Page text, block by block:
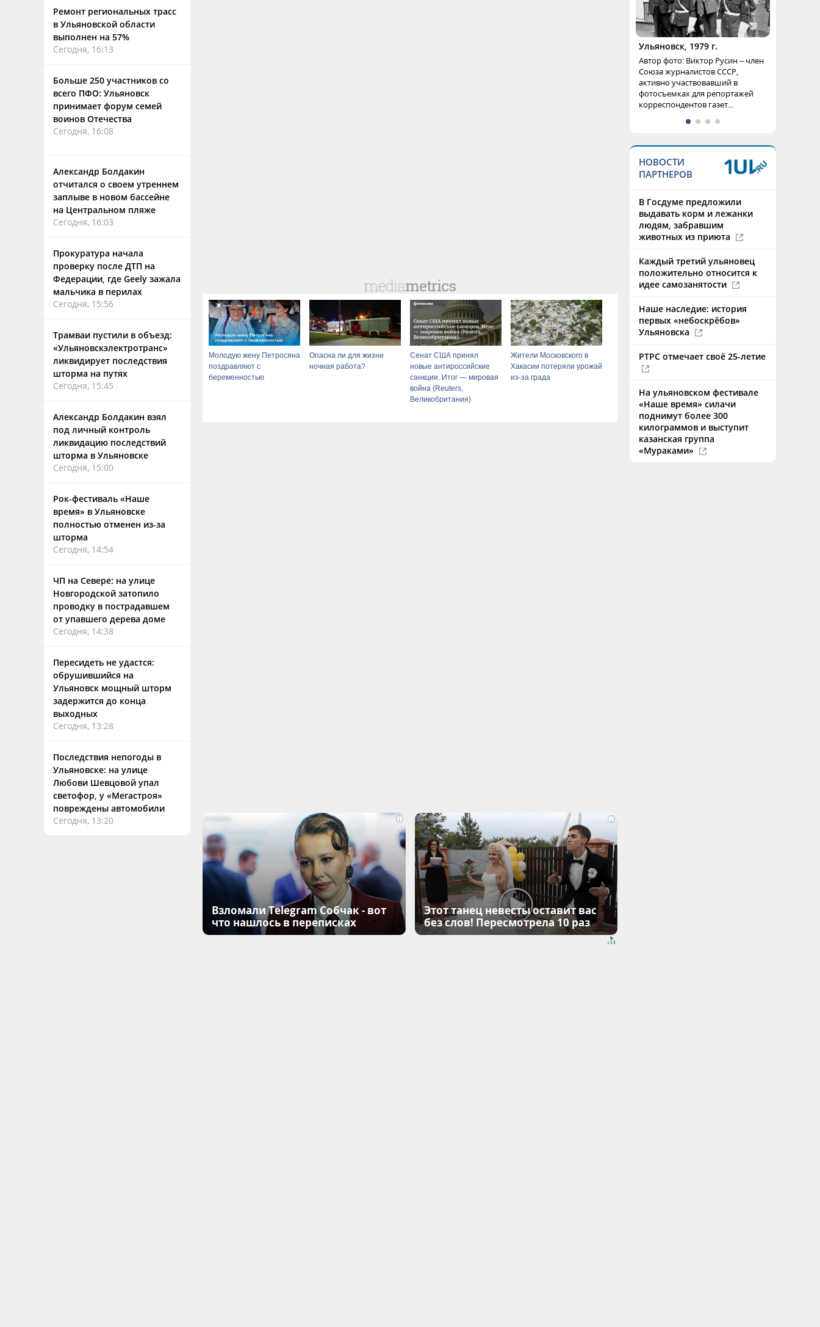
Ремонт региональных трасс
в Ульяновской области
выполнен на 57%
Сегодня, 16:13
Больше 250 участников со
всего ПФО: Ульяновск
принимает форум семей
воинов Отечества
Сегодня, 16:08
Александр Болдакин
отчитался о своем утреннем
заплыве в новом бассейне
на Центральном пляже
Сегодня, 16:03
Прокуратура начала
проверку после ДТП на
Федерации, где Geely зажала
мальчика в перилах
Сегодня, 15:56
Трамваи пустили в объезд:
«Ульяновскэлектротранс»
ликвидирует последствия
шторма на путях
Сегодня, 15:45
Александр Болдакин взял
под личный контроль
ликвидацию последствий
шторма в Ульяновске
Сегодня, 15:00
Рок-фестиваль «Наше
время» в Ульяновске
полностью отменен из-за
шторма
Сегодня, 14:54
ЧП на Севере: на улице
Новгородской затопило
проводку в пострадавшем
от упавшего дерева доме
Сегодня, 14:38
Пересидеть не удастся:
обрушившийся на
Ульяновск мощный шторм
задержится до конца
выходных
Сегодня, 13:28
Последствия непогоды в
Ульяновске: на улице
Любови Шевцовой упал
светофор, у «Мегастроя»
повреждены автомобили
Сегодня, 13:20
Молодую жену Петросяна
поздравляют с
беременностью
Опасна ли для жизни
ночная работа?
Сенат США принял
новые антироссийские
санкции. Итог — мировая
война (Reuters,
Великобритания)
Жители Московского в
Хакасии потеряли урожай
из-за града
i
Взломали Telegram Собчак - вот
что нашлось в переписках
i
Этот танец невесты оставит вас
без слов! Пересмотрела 10 раз
Ульяновск, 1979 г.
Автор фото: Виктор Русин – член
Союза журналистов СССР,
активно участвовавший в
фотосъемках для репортажей
корреспондентов газет...
НОВОСТИ
ПАРТНЕРОВ
В Госдуме предложили
выдавать корм и лежанки
людям, забравшим
животных из приюта
Каждый третий ульяновец
положительно относится к
идее самозанятости
Наше наследие: история
первых «небоскрёбов»
Ульяновска
РТРС отмечает своё 25-летие
На ульяновском фестивале
«Наше время» силачи
поднимут более 300
килограммов и выступит
казанская группа
«Мураками»